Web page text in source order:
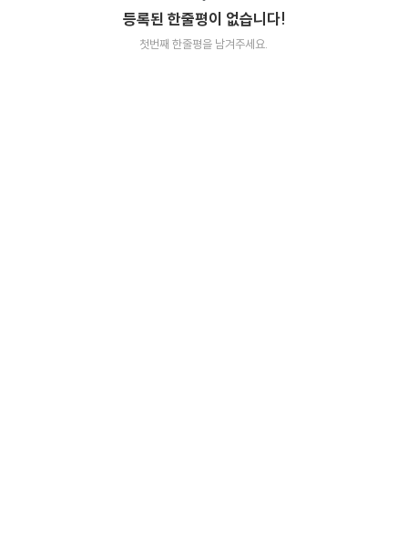
등록된 한줄평이 없습니다!
첫번째 한줄평을 남겨주세요.